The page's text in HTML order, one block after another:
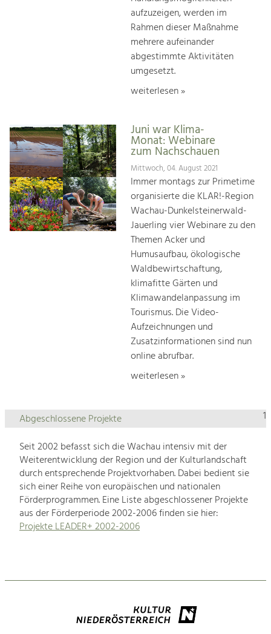
aufzuzeigen, werden im
Rahmen dieser Maßnahme
mehrere aufeinander
abgestimmte Aktivitäten
umgesetzt.
weiterlesen »
Juni war Klima-
Monat: Webinare
zum Nachschauen
Mittwoch, 04. August 2021
Immer montags zur Primetime
organisierte die KLAR!-Region
Wachau-Dunkelsteinerwald-
Jauerling vier Webinare zu den
Themen Acker und
Humusaufbau, ökologische
Waldbewirtschaftung,
klimafitte Gärten und
Klimawandelanpassung im
Tourismus. Die Video-
Aufzeichnungen und
Zusatzinformationen sind nun
online abrufbar.
weiterlesen »
1
Abgeschlossene Projekte
Seit 2002 befasst sich die Wachau intensiv mit der
Weiterentwicklung der Region und der Kulturlandschaft
durch entsprechende Projektvorhaben. Dabei bedient sie
sich einer Reihe von europäischen und nationalen
Förderprogrammen. Eine Liste abgeschlossener Projekte
aus der Förderperiode 2002-2006 finden sie hier:
Projekte LEADER+ 2002-2006